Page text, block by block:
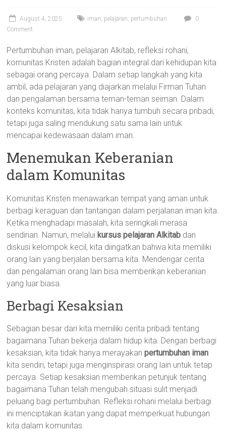
August 4, 2025 iman, pelajaran, pertumbuhan
0
Comment
Pertumbuhan iman, pelajaran Alkitab, refleksi rohani,
komunitas Kristen adalah bagian integral dari kehidupan kita
sebagai orang percaya. Dalam setiap langkah yang kita
ambil, ada pelajaran yang diajarkan melalui Firman Tuhan
dan pengalaman bersama teman-teman seiman. Dalam
konteks komunitas, kita tidak hanya tumbuh secara pribadi,
tetapi juga saling mendukung satu sama lain untuk
mencapai kedewasaan dalam iman.
Menemukan Keberanian
dalam Komunitas
Komunitas Kristen menawarkan tempat yang aman untuk
berbagi keraguan dan tantangan dalam perjalanan iman kita.
Ketika menghadapi masalah, kita seringkali merasa
sendirian. Namun, melalui kursus pelajaran Alkitab dan
diskusi kelompok kecil, kita diingatkan bahwa kita memiliki
orang lain yang berjalan bersama kita. Mendengar cerita
dan pengalaman orang lain bisa memberikan keberanian
yang luar biasa.
Berbagi Kesaksian
Sebagian besar dari kita memiliki cerita pribadi tentang
bagaimana Tuhan bekerja dalam hidup kita. Dengan berbagi
kesaksian, kita tidak hanya merayakanpertumbuhan iman
kita sendiri, tetapi juga menginspirasi orang lain untuk tetap
percaya. Setiap kesaksian memberikan petunjuk tentang
bagaimana Tuhan telah mengubah situasi sulit menjadi
peluang bagi pertumbuhan. Refleksi rohani melalui berbagi
ini menciptakan ikatan yang dapat memperkuat hubungan
kita dalam komunitas.